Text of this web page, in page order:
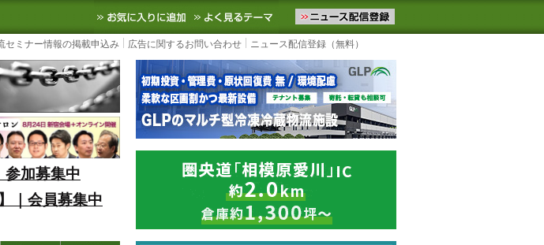
サイト
SCMなど国内外の最新の物流ニュースをお届けします。物流ニュースメール配信を登録す
お気に入りに追加 よく見るテーマ
セミナー情報の掲載申込み 広告に関するお問い合わせ ニュース配信登録（無料）
加募集中
｜会員募集中